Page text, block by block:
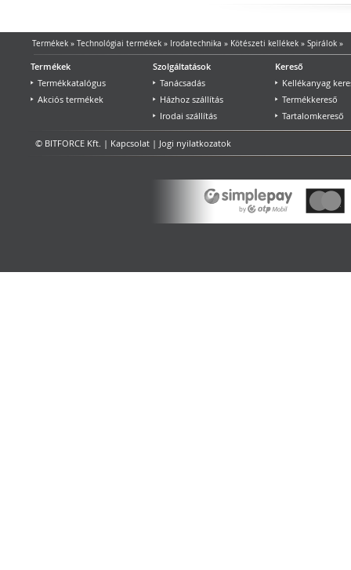
Termékek» Technológiai termékek» Irodatechnika » Kötészeti kellékek» Spirálok»
Termékek
Termékkatalógus
Akciós termékek
Szolgáltatások
Tanácsadás
Házhoz szállítás
Irodai szállítás
Kereső
Kellékanyag
Termékkereső
Tartalomkereső
© BITFORCE Kft. | Kapcsolat | Jogi nyilatkozatok